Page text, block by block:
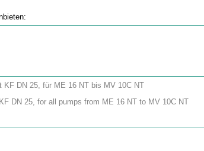
KF DN 25, für ME 16 NT bis MV 10C NT
DN 25, for all pumps from ME 16 NT to MV 10C NT